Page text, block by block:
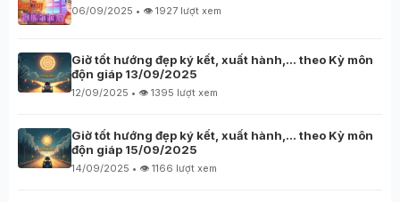
06/09/2025 • 👁️ 1927 lượt xem
Giờ tốt hướng đẹp ký kết, xuất hành,… theo Kỳ môn
độn giáp 13/09/2025
12/09/2025 • 👁️ 1395 lượt xem
Giờ tốt hướng đẹp ký kết, xuất hành,… theo Kỳ môn
độn giáp 15/09/2025
14/09/2025 • 👁️ 1166 lượt xem